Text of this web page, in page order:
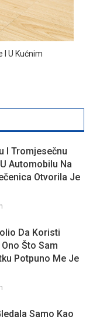
I U Kućnim
I Tromjesečnu
Automobilu Na
Otvorila Je
Da Koristi
Što Sam
Potpuno Me Je
Samo Kao